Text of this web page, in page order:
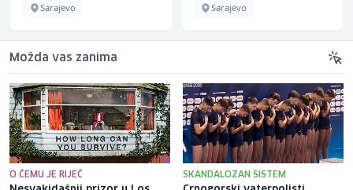
Sarajevo Sarajevo
Možda vas zanima
O ČEMU JE RIJEČ SKANDALOZAN SISTEM